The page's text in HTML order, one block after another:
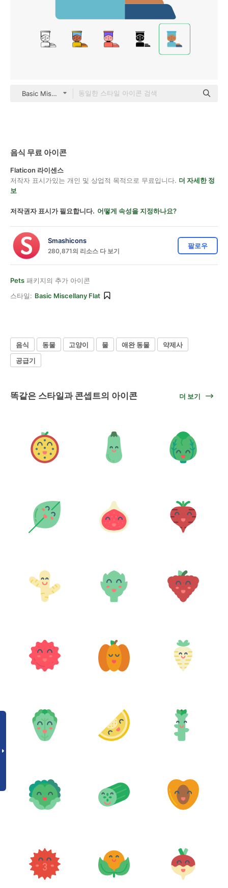
Basic Miscellany Flat
음식 무료 아이콘
Flaticon 라이센스
저작자 표시가있는 개인 및 상업적 목적으로 무료입니다. 더 자세한 정
보
저작권자 표시가 필요합니다. 어떻게 속성을 지정하나요?
Smashicons
280,871의 리소스 다 보기
팔로우
Pets 패키지의 추가 아이콘
스타일: Basic Miscellany Flat
음식 동물 고양이 물 애완 동물
약제사
공급기
똑같은 스타일과 콘셉트의 아이콘 더 보기